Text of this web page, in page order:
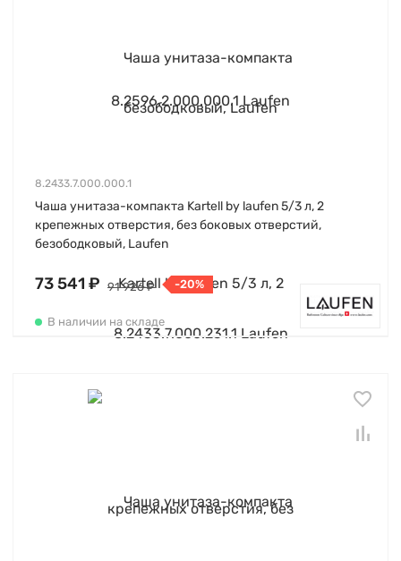
8.2433.7.000.000.1
Чаша унитаза-компакта Kartell by laufen 5/3 л, 2
крепежных отверстия, без боковых отверстий,
безободковый, Laufen
73 541 ₽ 91 926 ₽ -20%
В наличии на складе